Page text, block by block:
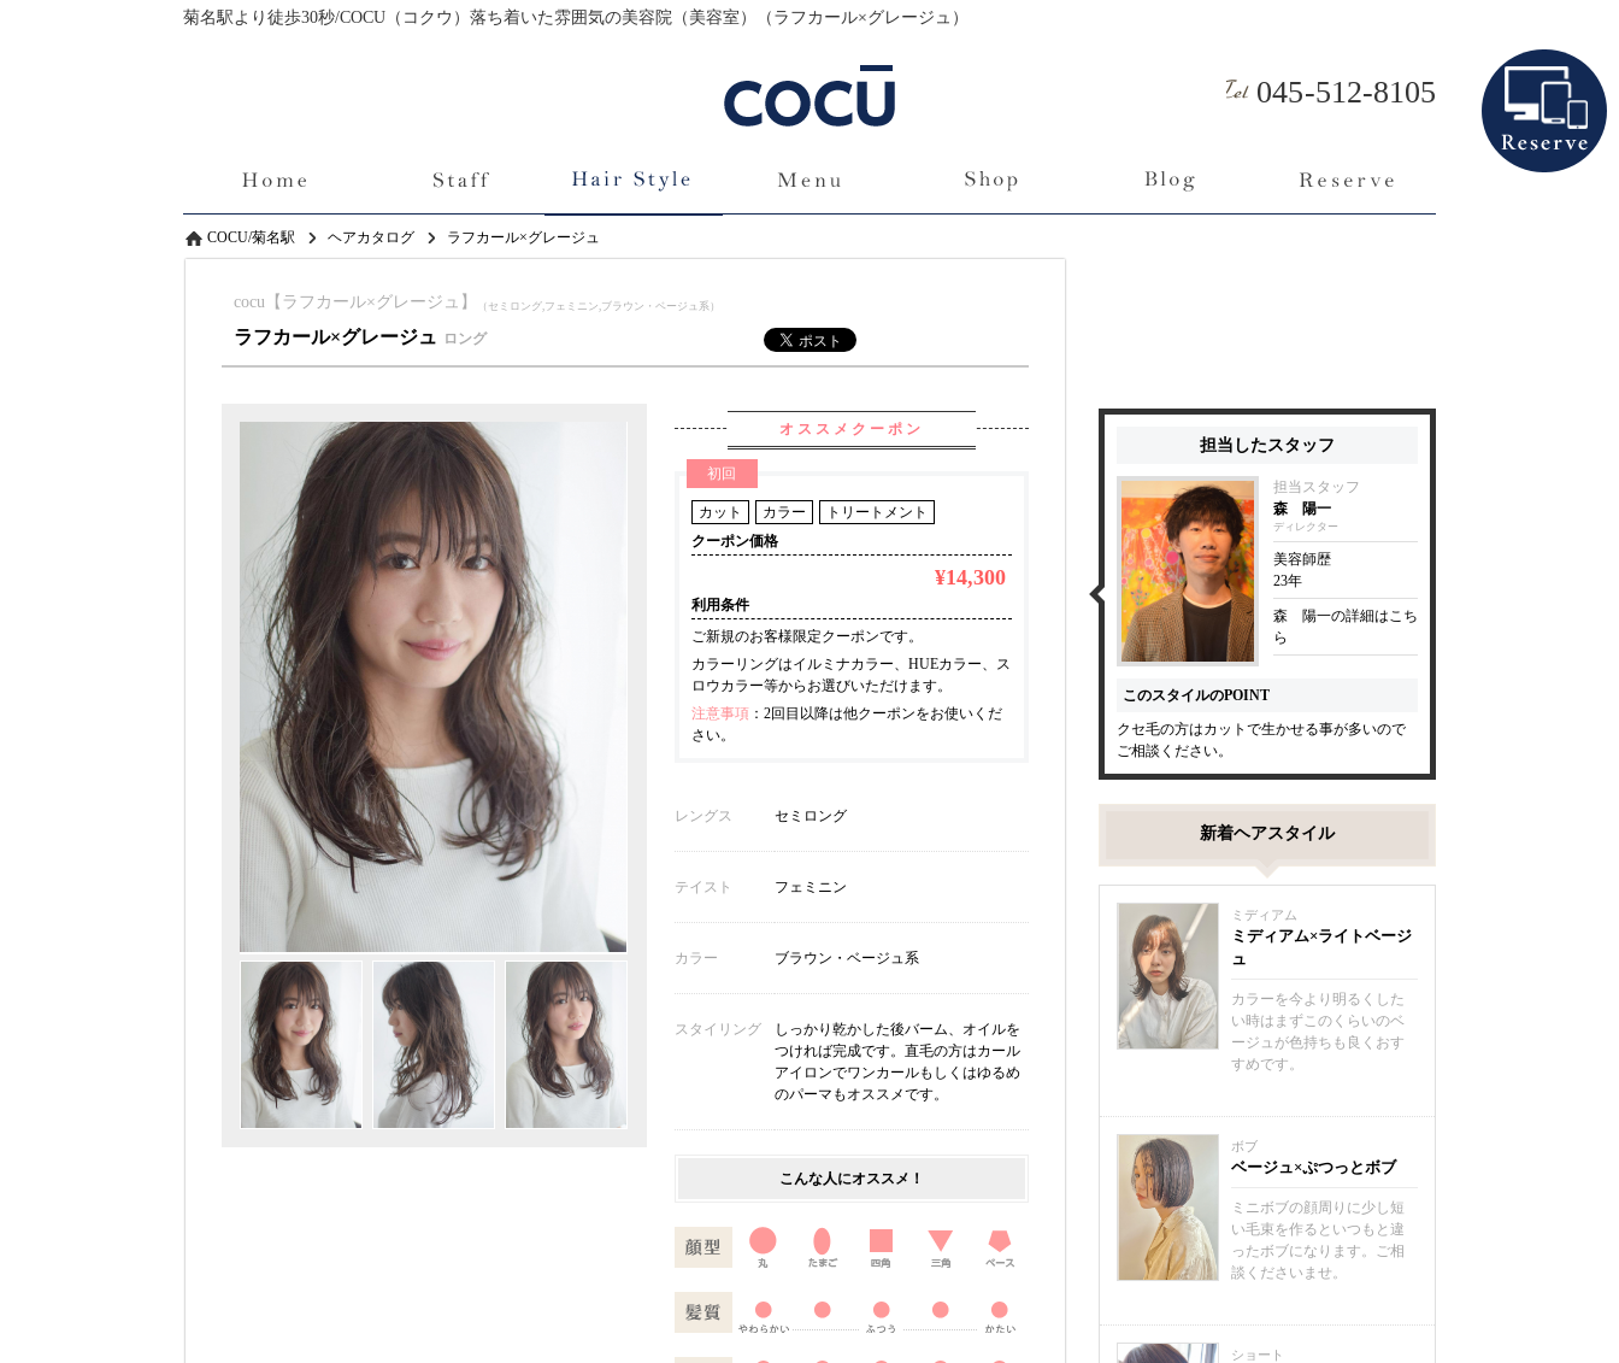
菊名駅より徒歩30秒/COCU（コクウ）落ち着いた雰囲気の美容院（美容室）（ラフカール×グレージュ）
045-512-8105
COCU/菊名駅 ヘアカタログ ラフカール×グレージュ
cocu【ラフカール×グレージュ】 （セミロング,フェミニン,ブラウン・ベージュ系）
ラフカール×グレージュ ロング
オススメクーポン
初回
カット カラー
トリートメント
クーポン価格
¥14,300
利用条件
ご新規のお客様限定クーポンです。
カラーリングはイルミナカラー、HUEカラー、ス
ロウカラー等からお選びいただけます。
注意事項 ：2回目以降は他クーポンをお使いくだ
さい。
レングス セミロング
テイスト フェミニン
カラー ブラウン・ベージュ系
スタイリング
しっかり乾かした後バーム、オイルを
つければ完成です。直毛の方はカール
アイロンでワンカールもしくはゆるめ
のパーマもオススメです。
こんな人にオススメ！
担当したスタッフ
担当スタッフ
森 陽一
ディレクター
美容師歴
23年
森 陽一の詳細はこち
ら
このスタイルのPOINT
クセ毛の方はカットで生かせる事が多いので
ご相談ください。
新着ヘアスタイル
ミディアム
ミディアム×ライトベージ
ュ
カラーを今より明るくした
い時はまずこのくらいのベ
ージュが色持ちも良くおす
すめです。
ボブ
ベージュ×ぷつっとボブ
ミニボブの顔周りに少し短
い毛束を作るといつもと違
ったボブになります。ご相
談くださいませ。
ショート